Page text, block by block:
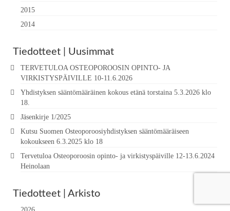
2015
2014
Tiedotteet | Uusimmat
TERVETULOA OSTEOPOROOSIN OPINTO- JA
VIRKISTYSPÄIVILLE 10-11.6.2026
Yhdistyksen sääntömääräinen kokous etänä torstaina 5.3.2026 klo
18.
Jäsenkirje 1/2025
Kutsu Suomen Osteoporoosiyhdistyksen sääntömääräiseen
kokoukseen 6.3.2025 klo 18
Tervetuloa Osteoporoosin opinto- ja virkistyspäiville 12-13.6.2024
Heinolaan
Tiedotteet | Arkisto